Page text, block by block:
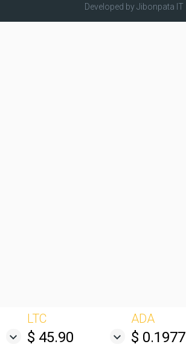
Developed byJibonpata IT
LTC
$ 45.90
ADA
$ 0.1977